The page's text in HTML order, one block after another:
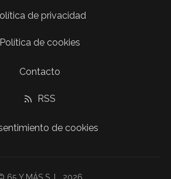
de privacidad
Política de cookies
Contacto
RSS
de cookies